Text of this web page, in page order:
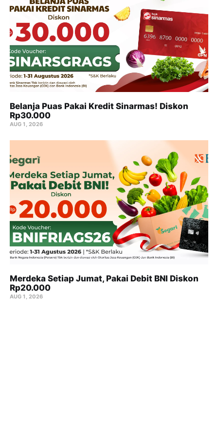
Belanja Puas Pakai Kredit Sinarmas! Diskon
Rp30.000
AUG 1, 2026
Merdeka Setiap Jumat, Pakai Debit BNI Diskon
Rp20.000
AUG 1, 2026